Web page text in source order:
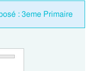
: 3eme Primaire